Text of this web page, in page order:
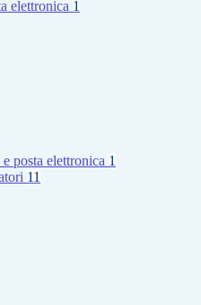
elettronica 1
posta elettronica 1
11